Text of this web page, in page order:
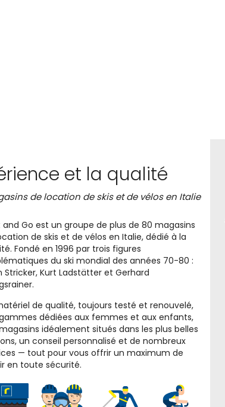
et la qualité
de location de skis et de vélos en Italie
and Go est un groupe de plus de 80 magasins
de skis et de vélos en Italie, dédié à la
Fondé en 1996 par trois figures
du ski mondial des années 70-80 :
Stricker, Kurt Ladstätter et Gerhard
de qualité, toujours testé et renouvelé,
dédiées aux femmes et aux enfants,
idéalement situés dans les plus belles
un conseil personnalisé et de nombreux
— tout pour vous offrir un maximum de
en toute sécurité.